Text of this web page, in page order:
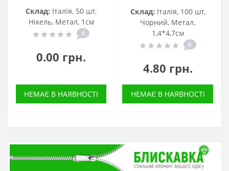
Склад: Італія, 50 шт,
Нікель, Метал, 1см
0
0.00 грн.
НЕМАЄ В НАЯВНОСТІ
Склад: Італія, 100 шт,
Чорний, Метал,
1,4*4,7см
0
4.80 грн.
НЕМАЄ В НАЯВНОСТІ